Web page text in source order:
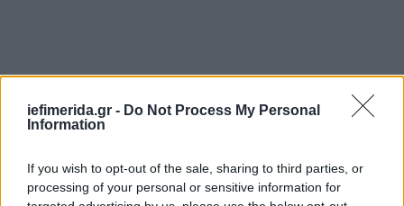
iefimerida.gr - Do Not Process My Personal
Information
If you wish to opt-out of the sale, sharing to third parties, or
processing of your personal or sensitive information for